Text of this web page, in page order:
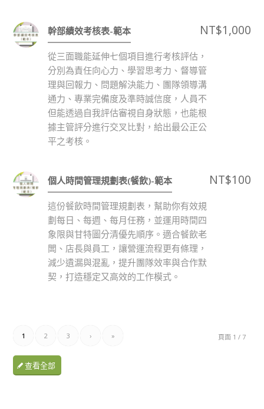
幹部績效考核表-範本 NT$1,000
從三面職能延伸七個項目進行考核評估，
分別為責任向心力、學習思考力、督導管
理與回報力、問題解決能力、團隊領導溝
通力、專業完備度及準時誠信度，人員不
但能透過自我評估審視自身狀態，也能根
據主管評分進行交叉比對，給出最公正公
平之考核。
個人時間管理規劃表(餐飲)-範本 NT$100
這份餐飲時間管理規劃表，幫助你有效規
劃每日、每週、每月任務，並運用時間四
象限與甘特圖分清優先順序。適合餐飲老
闆、店長與員工，讓營運流程更有條理，
減少遺漏與混亂，提升團隊效率與合作默
契，打造穩定又高效的工作模式。
頁面 1 / 7
1 2 3 › »
查看全部